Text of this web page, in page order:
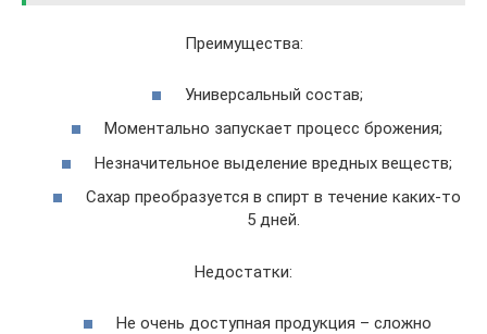
Преимущества:
Универсальный состав;
Моментально запускает процесс брожения;
Незначительное выделение вредных веществ;
Сахар преобразуется в спирт в течение каких-то
5 дней.
Недостатки:
Не очень доступная продукция – сложно